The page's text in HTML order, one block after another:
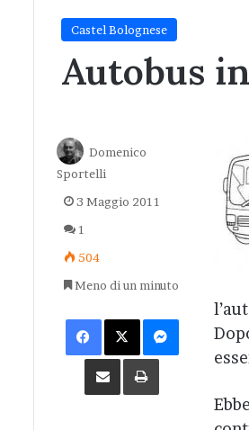
Castel Bolognese
Autobus
Domenico
Sportelli
3 Maggio 2011
1
504
Meno di un minuto
Facebook
X Messenger
Condividi via Email Stampa